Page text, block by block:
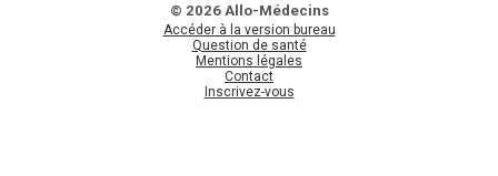
© 2026 Allo-Médecins
Accéder à la version bureau
Question de santé
Mentions légales
Contact
Inscrivez-vous